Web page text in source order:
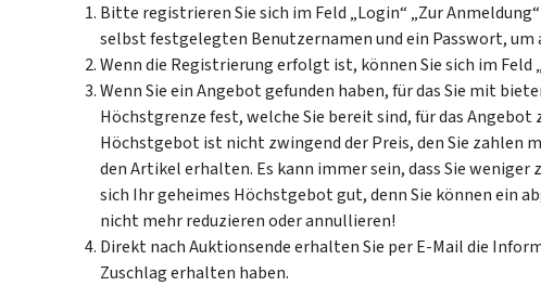
Bitte registrieren Sie sich im Feld „Login“ „Zur
selbst festgelegten Benutzernamen und ein Passwort,
Wenn die Registrierung erfolgt ist, können Sie sich im
Wenn Sie ein Angebot gefunden haben, für das Sie mit
Höchstgrenze fest, welche Sie bereit sind, für das Angebot
Höchstgebot ist nicht zwingend der Preis, den Sie zahlen
den Artikel erhalten. Es kann immer sein, dass Sie weniger
sich Ihr geheimes Höchstgebot gut, denn Sie können ein
nicht mehr reduzieren oder annullieren!
Direkt nach Auktionsende erhalten Sie per E-Mail die
Zuschlag erhalten haben.